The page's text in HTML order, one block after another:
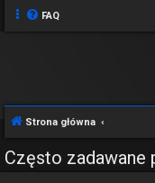
FAQ
Strona główna
Często zadawane